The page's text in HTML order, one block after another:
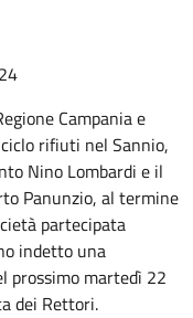
Campania e
rifiuti nel Sannio,
Nino Lombardi e il
Panunzio, al termine
partecipata
indetto una
prossimo martedì 22
dei Rettori.